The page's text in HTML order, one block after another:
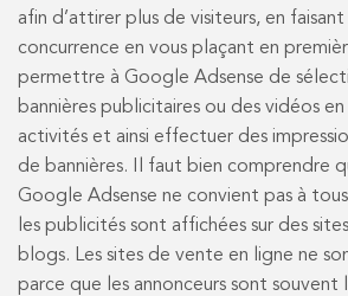
afin d’attirer plus de visiteurs, en
concurrence en vous plaçant en
permettre à Google Adsense de
bannières publicitaires ou des vidéos
activités et ainsi effectuer des
de bannières. Il faut bien comprendre
Google Adsense ne convient pas à
les publicités sont affichées sur des
blogs. Les sites de vente en ligne ne
parce que les annonceurs sont souvent